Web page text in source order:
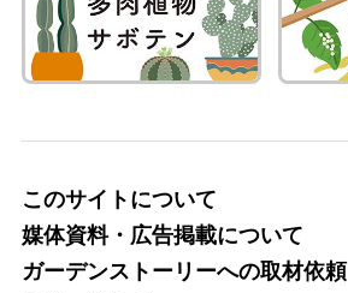
このサイトについて
媒体資料・広告掲載について
ガーデンストーリーへの取材依頼